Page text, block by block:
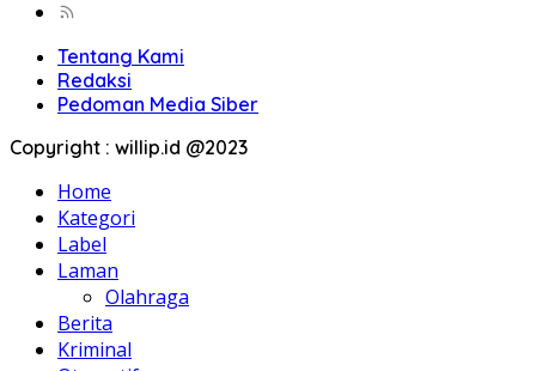
Tentang Kami
Redaksi
Pedoman Media Siber
Copyright : willip.id @2023
Home
Kategori
Label
Laman
Olahraga
Berita
Kriminal